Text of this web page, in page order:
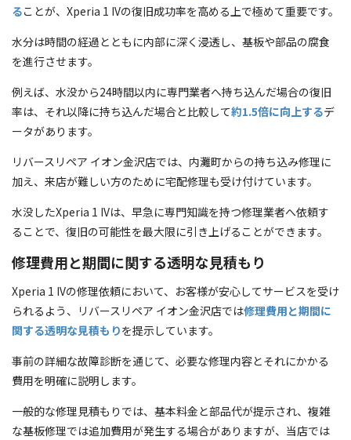
ることが、Xperia 1 IVの復旧成功率を高める上で極めて重要です。
水分は時間の経過とともに内部に深く浸透し、基板や部品の腐食
を進行させます。
例えば、水没から24時間以内に専門業者へ持ち込んだ場合の復旧
率は、それ以降に持ち込んだ場合と比較して約1.5倍に向上するデ
ータがあります。
リバースリペア イオン金沢店では、内灘町からの持ち込み修理に
加え、来店が難しい方のために宅配修理も受け付けています。
水没したXperia 1 IVは、早急に専門知識を持つ修理業者へ依頼す
ることで、復旧の可能性を最大限に引き上げることができます。
修理費用と期間に関する透明な見積もり
Xperia 1 IVの修理依頼において、お客様が安心してサービスを受け
られるよう、リバースリペア イオン金沢店では修理費用と期間に
関する透明な見積もりを提示しています。
事前の詳細な故障診断を通じて、必要な修理内容とそれにかかる
費用を明確に説明します。
一般的な修理見積もりでは、基本料金と部品代が提示され、複雑
な基板修理では追加費用が発生する場合がありますが、当店では